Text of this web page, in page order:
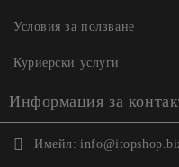
Условия за ползване
Куриерски услуги
Информация за
Имейл: